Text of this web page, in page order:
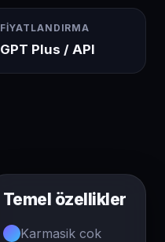
FIYATLANDIRMA
GPT Plus / API
Temel özellikler
Karmasik cok